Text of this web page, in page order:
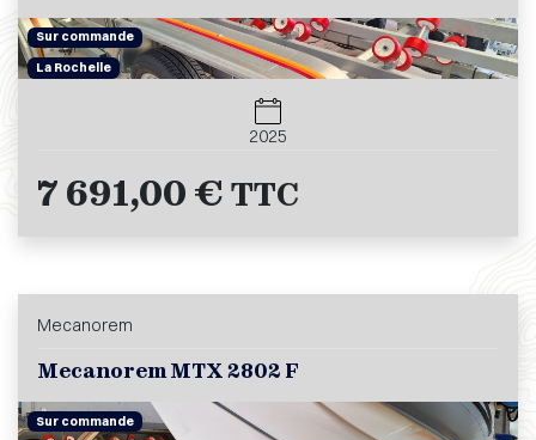
Sur commande
La Rochelle
2025
7 691,00 € TTC
Mecanorem
Mecanorem MTX 2802 F
Sur commande